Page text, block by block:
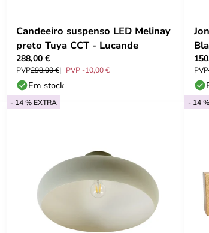
Candeeiro suspenso LED Melinay
preto Tuya CCT - Lucande
288,00 €
PVP298,00 € PVP -10,00 €
Em stock
PVP
- 14 % EXTRA - 14